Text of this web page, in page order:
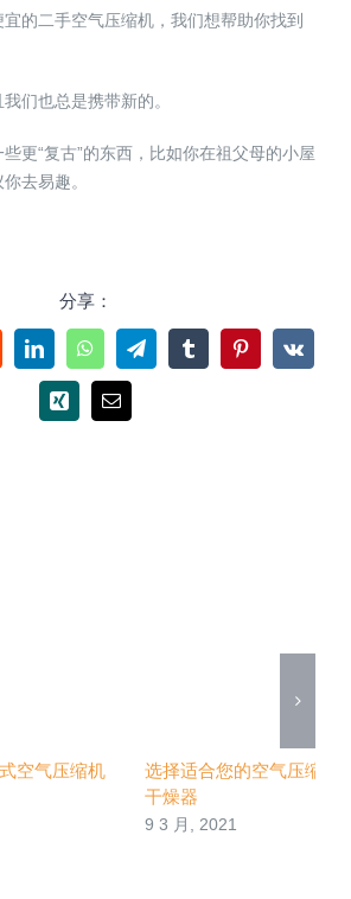
的二手空气压缩机，我们想帮助你找到
们也总是携带新的。
更“复古”的东西，比如你在祖父母的小屋
去易趣。
分享：
LinkedInWhatsAppTelegramTumblrPinterest
Vk
Xing
电
空气压缩机
选择适合您的空气压缩机
干燥器
9 3 月, 2021